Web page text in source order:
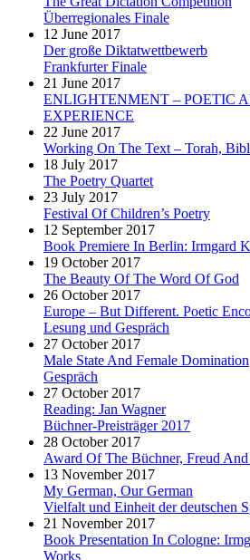
Überregionales Finale
12 June 2017
Der große Diktatwettbewerb
Frankfurter Finale
21 June 2017
ENLIGHTENMENT – POETIC
EXPERIENCE
22 June 2017
Working On The Text – Torah,
18 July 2017
The Poetry Quartet
23 July 2017
Festival Of Children’s Poetry
12 September 2017
Book Premiere In Berlin: Irmgard
19 October 2017
The Beauty Of The Word Of God
26 October 2017
Europe – But Different. Poetic
Lesung und Gespräch
27 October 2017
Male State And Female Domination
Gespräch
27 October 2017
Reading: Jan Wagner
Büchner-Preisträger 2017
28 October 2017
Award Of The Büchner, Freud
13 November 2017
My German, Our German
Vielfalt und Einheit der deutschen
21 November 2017
Book Presentation In Cologne:
Works